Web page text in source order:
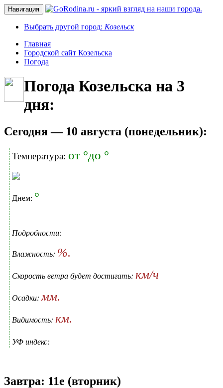
Навигация
Выбрать другой город: Козельск
Главная
Городской сайт Козельска
Погода
Погода Козельска на 3
дня:
Cегодня — 10 августа (понедельник):
Температура: от °до °
Днем: °
Подробности:
Влажность: %.
Скорость ветра будет достигать: км/ч
Осадки:мм.
Видимость: км.
УФ индекс:
Завтра: 11е (вторник)